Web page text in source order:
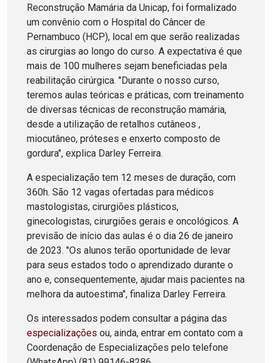
Reconstrução Mamária da Unicap, foi formalizado
um convênio com o Hospital do Câncer de
Pernambuco (HCP), local em que serão realizadas
as cirurgias ao longo do curso. A expectativa é que
mais de 100 mulheres sejam beneficiadas pela
reabilitação cirúrgica. "Durante o nosso curso,
teremos aulas teóricas e práticas, com treinamento
de diversas técnicas de reconstrução mamária,
desde a utilização de retalhos cutâneos ,
miocutâneo, próteses e enxerto composto de
gordura", explica Darley Ferreira.
A especialização tem 12 meses de duração, com
360h. São 12 vagas ofertadas para médicos
mastologistas, cirurgiões plásticos,
ginecologistas, cirurgiões gerais e oncológicos. A
previsão de início das aulas é o dia 26 de janeiro
de 2023. "Os alunos terão oportunidade de levar
para seus estados todo o aprendizado durante o
ano e, consequentemente, ajudar mais pacientes na
melhora da autoestima", finaliza Darley Ferreira.
Os interessados podem consultar a página das
especializações ou, ainda, entrar em contato com a
Coordenação de Especializações pelo telefone